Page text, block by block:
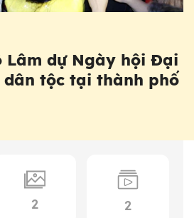
Lâm dự Ngày hội Đại
tộc tại thành phố
2 2